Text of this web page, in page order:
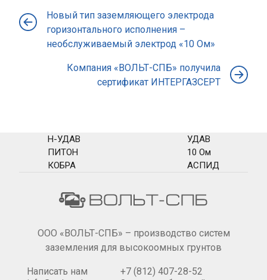
Новый тип заземляющего электрода
горизонтального исполнения –
необслуживаемый электрод «10 Ом»
Компания «ВОЛЬТ-СПБ» получила
сертификат ИНТЕРГАЗСЕРТ
Н-УДАВ
ПИТОН
КОБРА
УДАВ
10 Ом
АСПИД
ООО «ВОЛЬТ-СПБ» – производство систем
заземления для высокоомных грунтов
Написать нам
+7 (812) 407-28-52